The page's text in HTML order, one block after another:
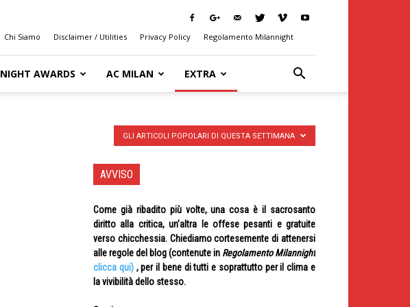
Chi Siamo Disclaimer / Utilities Privacy Policy Regolamento Milannight
NIGHT AWARDS AC MILAN EXTRA
GLI ARTICOLI POPOLARI DI QUESTA SETTIMANA
AVVISO
Come già ribadito più volte, una cosa è il sacrosanto
diritto alla critica, un’altra le offese pesanti e gratuite
verso chicchessia. Chiediamo cortesemente di attenersi
alle regole del blog (contenute in Regolamento Milannight
clicca qui), per il bene di tutti e soprattutto per il clima e
la vivibilità dello stesso.